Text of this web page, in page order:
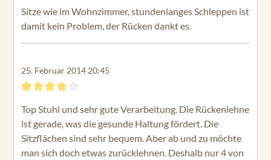
Sitze wie im Wohnzimmer, stundenlanges Schleppen ist
damit kein Problem, der Rücken dankt es.
25. Februar 2014 20:45
Top Stuhl und sehr gute Verarbeitung. Die Rückenlehne
ist gerade, was die gesunde Haltung fördert. Die
Sitzflächen sind sehr bequem. Aber ab und zu möchte
man sich doch etwas zurücklehnen. Deshalb nur 4 von